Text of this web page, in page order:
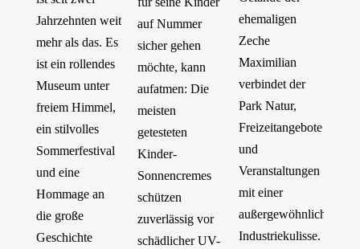
Jahrzehnten weit
mehr als das. Es
ist ein rollendes
Museum unter
freiem Himmel,
ein stilvolles
Sommerfestival
und eine
Hommage an
die große
Geschichte
auf Nummer
sicher gehen
möchte, kann
aufatmen: Die
meisten
getesteten
Kinder-
Sonnencremes
schützen
zuverlässig vor
schädlicher UV-
ehemaligen
Zeche
Maximilian
verbindet der
Park Natur,
Freizeitangebote
und
Veranstaltungen
mit einer
außergewöhnlichen
Industriekulisse.